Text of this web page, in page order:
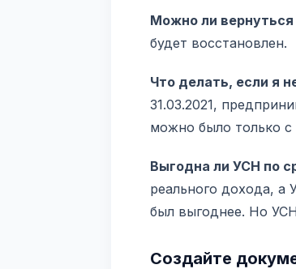
Можно ли
будет восстановлен.
Что делать, если я
31.03.2021,
можно было только с
Выгодна ли УСН по
реального дохода,
был выгоднее. Но
Создайте